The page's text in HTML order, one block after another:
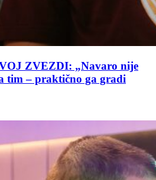
ZVEZDI: „Navaro nije
tim – praktično ga gradi